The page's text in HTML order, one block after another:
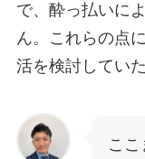
で、酔っ払いに
ん。これらの点
活を検討してい
こ